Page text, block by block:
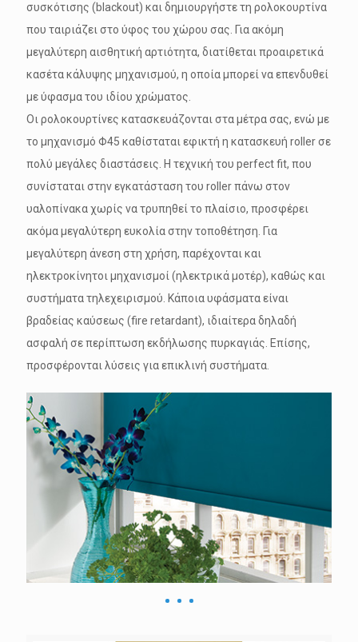
συσκότισης (blackout) και δημιουργήστε τη ρολοκουρτίνα
που ταιριάζει στο ύφος του χώρου σας. Για ακόμη
μεγαλύτερη αισθητική αρτιότητα, διατίθεται προαιρετικά
κασέτα κάλυψης μηχανισμού, η οποία μπορεί να επενδυθεί
με ύφασμα του ιδίου χρώματος.
Οι ρολοκουρτίνες κατασκευάζονται στα μέτρα σας, ενώ με
το μηχανισμό Φ45 καθίσταται εφικτή η κατασκευή roller σε
πολύ μεγάλες διαστάσεις. Η τεχνική του perfect fit, που
συνίσταται στην εγκατάσταση του roller πάνω στον
υαλοπίνακα χωρίς να τρυπηθεί το πλαίσιο, προσφέρει
ακόμα μεγαλύτερη ευκολία στην τοποθέτηση. Για
μεγαλύτερη άνεση στη χρήση, παρέχονται και
ηλεκτροκίνητοι μηχανισμοί (ηλεκτρικά μοτέρ), καθώς και
συστήματα τηλεχειρισμού. Κάποια υφάσματα είναι
βραδείας καύσεως (fire retardant), ιδιαίτερα δηλαδή
ασφαλή σε περίπτωση εκδήλωσης πυρκαγιάς. Επίσης,
προσφέρονται λύσεις για επικλινή συστήματα.